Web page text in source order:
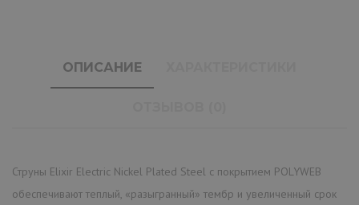
ОПИСАНИЕ
Струны Elixir Electric Nickel Plated Steel с покрытием POLYWEB
обеспечивают теплый, «разыгранный» тембр и увеличенный срок